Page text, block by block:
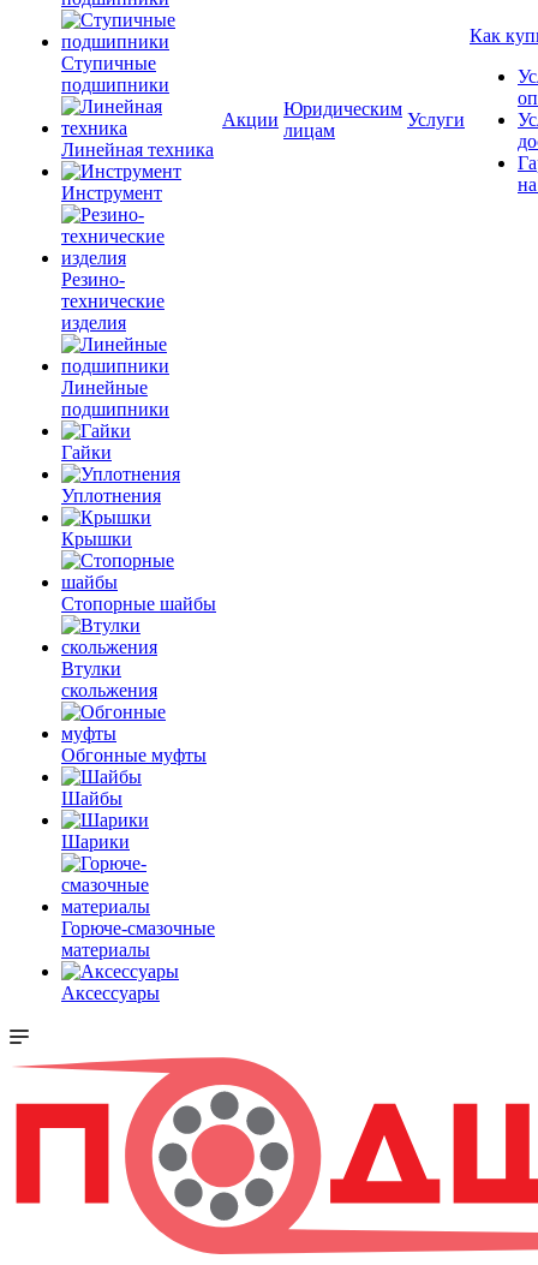
Ступичные
подшипники
Линейная техника
Инструмент
Резино-
технические
изделия
Линейные
подшипники
Гайки
Уплотнения
Крышки
Стопорные шайбы
Втулки
скольжения
Обгонные муфты
Шайбы
Шарики
Горюче-смазочные
материалы
Аксессуары
Акции
Юридическим
лицам
Услуги
Как